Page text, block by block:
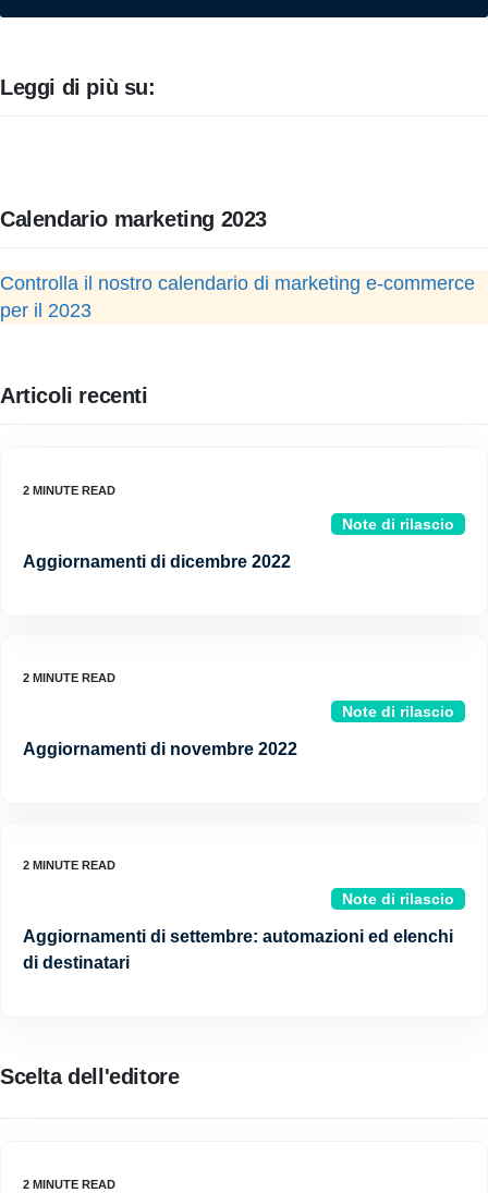
Leggi di più su:
Calendario marketing 2023
Controlla il nostro calendario di marketing e-commerce
per il 2023
Articoli recenti
Note di rilascio
Aggiornamenti di dicembre 2022
Note di rilascio
Aggiornamenti di novembre 2022
Note di rilascio
Aggiornamenti di settembre: automazioni ed elenchi
di destinatari
Scelta dell'editore